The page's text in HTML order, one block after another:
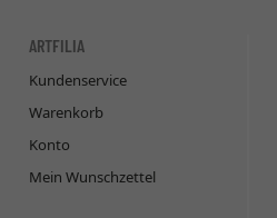
ARTFILIA
Kundenservice
Warenkorb
Konto
Mein Wunschzettel